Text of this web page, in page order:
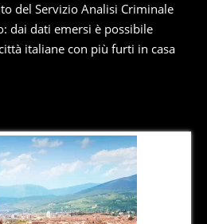
del Servizio Analisi Criminale
dai dati emersi è possibile
italiane con più furti in casa